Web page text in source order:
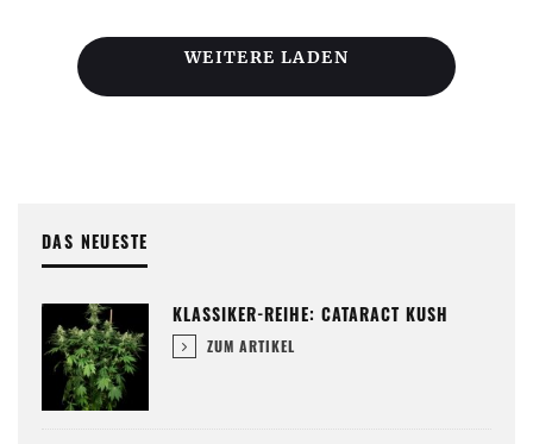
WEITERE LADEN
DAS NEUESTE
KLASSIKER-REIHE: CATARACT KUSH
ZUM ARTIKEL